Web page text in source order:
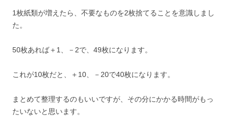
1枚紙類が増えたら、不要なものを2枚捨てることを意識しまし
た。
50枚あれば＋1、－2で、49枚になります。
これが10枚だと、＋10、－20で40枚になります。
まとめて整理するのもいいですが、その分にかかる時間がもっ
たいないと思います。